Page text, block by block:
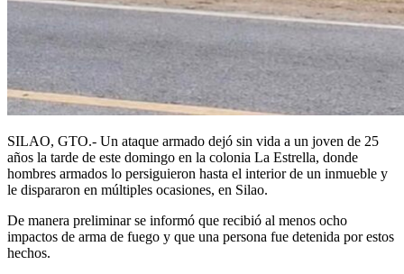
SILAO, GTO.- Un ataque armado dejó sin vida a un joven de 25
años la tarde de este domingo en la colonia La Estrella, donde
hombres armados lo persiguieron hasta el interior de un inmueble y
le dispararon en múltiples ocasiones, en Silao.
De manera preliminar se informó que recibió al menos ocho
impactos de arma de fuego y que una persona fue detenida por estos
hechos.